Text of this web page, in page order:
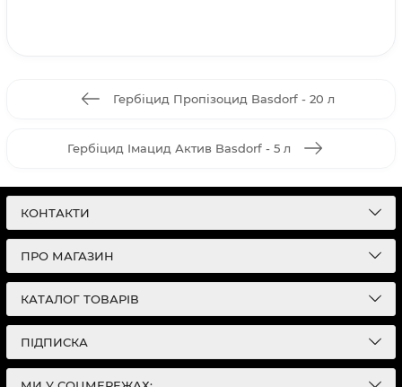
Гербіцид Пропізоцид Basdorf - 20 л
Гербіцид Імацид Актив Basdorf - 5 л
КОНТАКТИ
ПРО МАГАЗИН
КАТАЛОГ ТОВАРІВ
ПІДПИСКА